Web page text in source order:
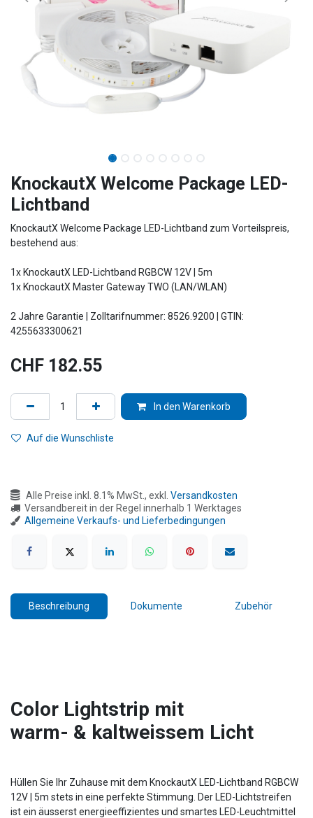
KnockautX Welcome Package LED-
Lichtband
KnockautX Welcome Package LED-Lichtband zum Vorteilspreis,
bestehend aus:
1x KnockautX LED-Lichtband RGBCW 12V | 5m
1x KnockautX Master Gateway TWO (LAN/WLAN)
2 Jahre Garantie | Zolltarifnummer: 8526.9200 | GTIN:
4255633300621
CHF 182.55
In den Warenkorb
Auf die Wunschliste
Alle Preise inkl. 8.1% MwSt., exkl. Versandkosten
Versandbereit in der Regel innerhalb 1 Werktages
Allgemeine Verkaufs- und Lieferbedingungen
Beschreibung Dokumente Zubehör
Color Lightstrip mit
warm- & kaltweissem Licht
Hüllen Sie Ihr Zuhause mit dem KnockautX LED-Lichtband RGBCW
12V | 5m stets in eine perfekte Stimmung. Der LED-Lichtstreifen
ist ein äusserst energieeffizientes und smartes LED-Leuchtmittel